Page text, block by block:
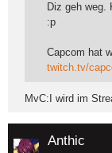
Diz geh weg.
:p
Capcom hat
twitch.tv/
MvC:I wird im
Anthic